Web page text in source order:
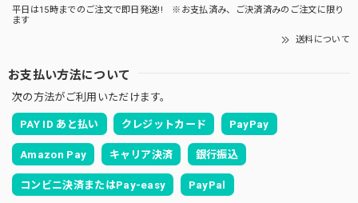
平日は15時までのご注文で即日発送!! ※お支払済み、ご決済済みのご注文に限り
ます
送料について
お支払い方法について
次の方法がご利用いただけます。
PAY ID あと払い クレジットカード PayPay
Amazon Pay キャリア決済 銀行振込
コンビニ決済またはPay-easy PayPal